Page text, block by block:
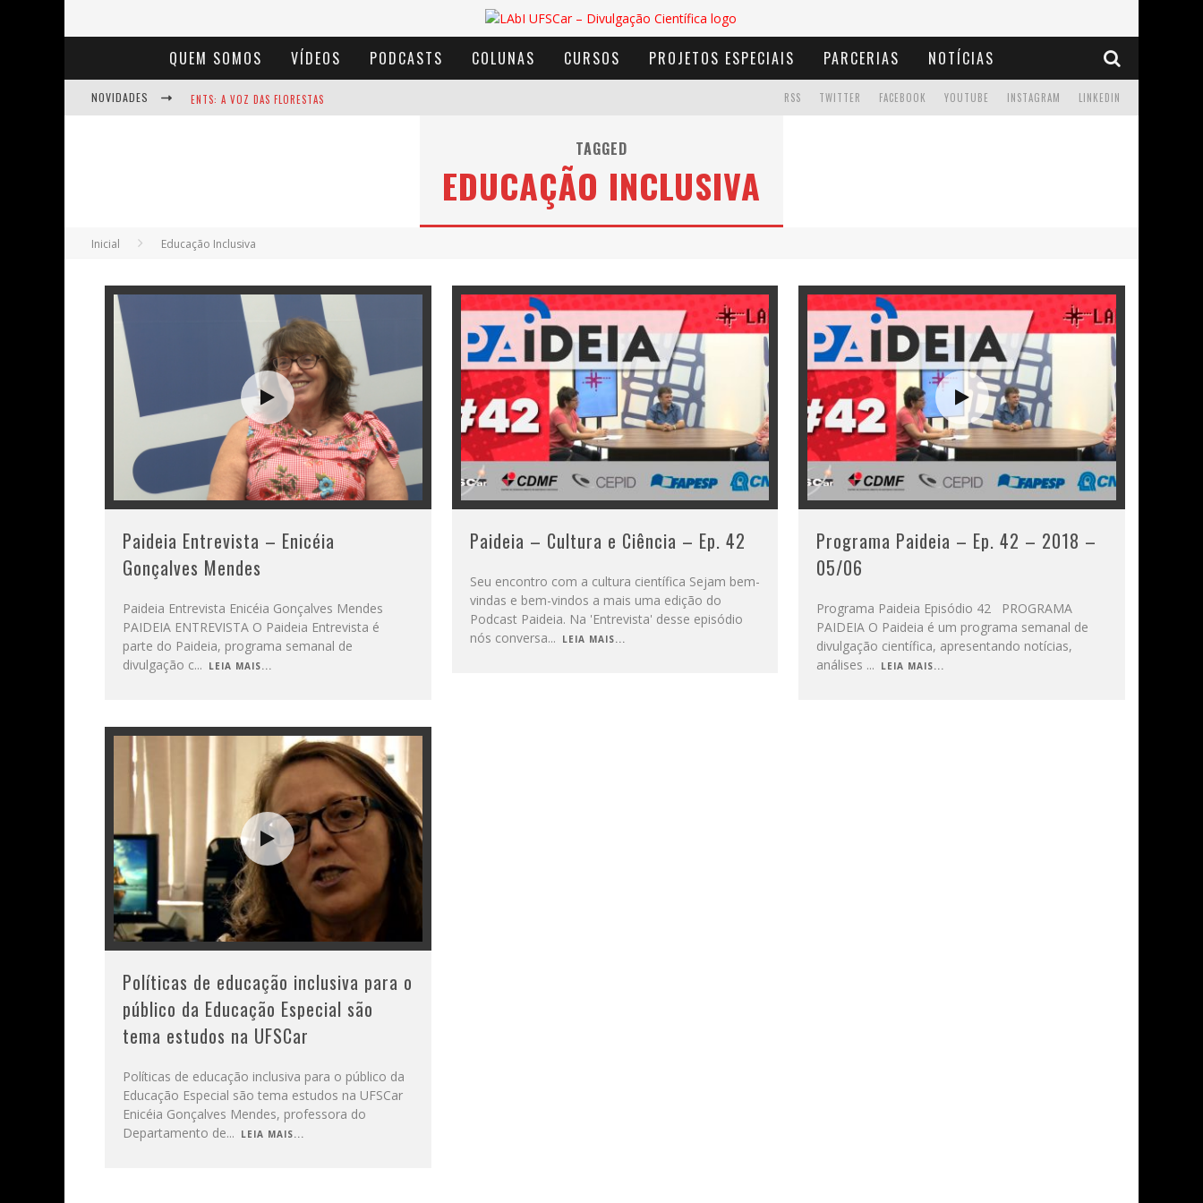
QUEM SOMOS VÍDEOS PODCASTS COLUNAS CURSOS PROJETOS ESPECIAIS PARCERIAS NOTÍCIAS
NOVIDADES ENTS: A VOZ DAS FLORESTAS
BAÚ DE HISTÓRIAS - A JAMAIS IMAGINADA AVENTURA COM OS MOINHOS DE VENTO
LINKEDIN
INSTAGRAM
YOUTUBE
FACEBOOK
TWITTER
RSS
TAGGED
EDUCAÇÃO INCLUSIVA
Inicial Educação Inclusiva
Paideia Entrevista – Enicéia
Gonçalves Mendes
Paideia Entrevista Enicéia Gonçalves Mendes
PAIDEIA ENTREVISTA O Paideia Entrevista é
parte do Paideia, programa semanal de
divulgação c... LEIA MAIS...
Paideia – Cultura e Ciência – Ep. 42
Seu encontro com a cultura científica Sejam bem-
vindas e bem-vindos a mais uma edição do
Podcast Paideia. Na 'Entrevista' desse episódio
nós conversa... LEIA MAIS...
Programa Paideia – Ep. 42 – 2018 –
05/06
Programa Paideia Episódio 42 PROGRAMA
PAIDEIA O Paideia é um programa semanal de
divulgação científica, apresentando notícias,
análises ... LEIA MAIS...
Políticas de educação inclusiva para o
público da Educação Especial são
tema estudos na UFSCar
Políticas de educação inclusiva para o público da
Educação Especial são tema estudos na UFSCar
Enicéia Gonçalves Mendes, professora do
Departamento de... LEIA MAIS...